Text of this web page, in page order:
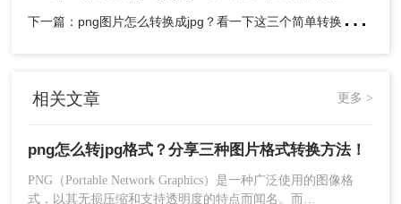
jpg还支持bmp转jpg、ico转jpg，所以，如果有需求
的朋友也可以通过该页面进行转换哦。
下
一篇：png图片怎么转换成jpg？看一下这三个简单转换方法！
相关文章 更多 >
png怎么转jpg格式？分享三种图片格式转换方法！
PNG（Portable Network Graphics）是一种广泛使用的图像格
式，以其无损压缩和支持透明度的特点而闻名。而